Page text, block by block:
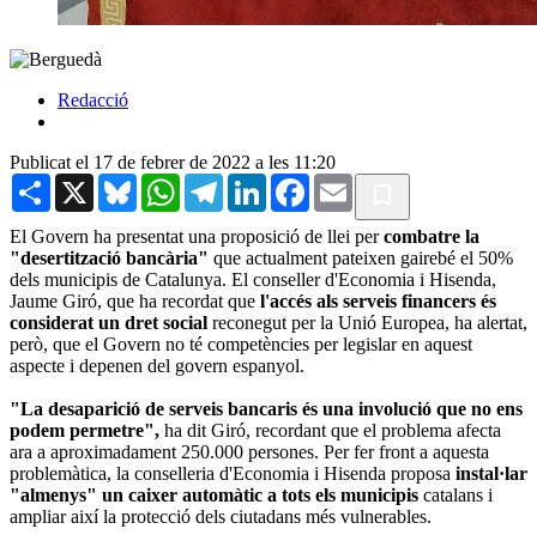
Redacció
Publicat el 17 de febrer de 2022 a les 11:20
Share X BlueskyWhatsAppTelegramLinkedInFacebook
Email
El Govern ha presentat una proposició de llei percombatre la
"desertització bancària" que actualment pateixen gairebé el 50%
dels municipis de Catalunya. El conseller d'Economia i Hisenda,
Jaume Giró, que ha recordat que l'accés als serveis financers és
considerat un dret social reconegut per la Unió Europea, ha alertat,
però, que el Govern no té competències per legislar en aquest
aspecte i depenen del govern espanyol.
"La desaparició de serveis bancaris és una involució que no ens
podem permetre", ha dit Giró, recordant que el problema afecta
ara a aproximadament 250.000 persones. Per fer front a aquesta
problemàtica, la conselleria d'Economia i Hisenda proposa instal·lar
"almenys" un caixer automàtic a tots els municipis catalans i
ampliar així la protecció dels ciutadans més vulnerables.